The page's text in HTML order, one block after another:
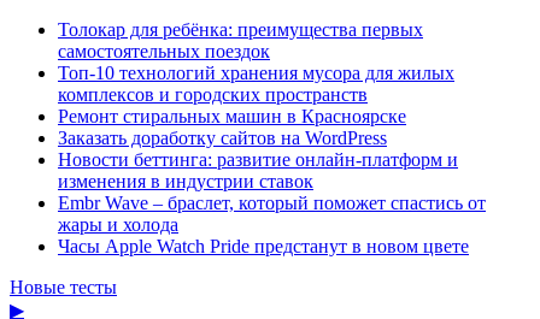
Толокар для ребёнка: преимущества первых
самостоятельных поездок
Топ-10 технологий хранения мусора для жилых
комплексов и городских пространств
Ремонт стиральных машин в Красноярске
Заказать доработку сайтов на WordPress
Новости беттинга: развитие онлайн-платформ и
изменения в индустрии ставок
Embr Wave – браслет, который поможет спастись от
жары и холода
Часы Apple Watch Pride предстанут в новом цвете
Новые тесты
▶